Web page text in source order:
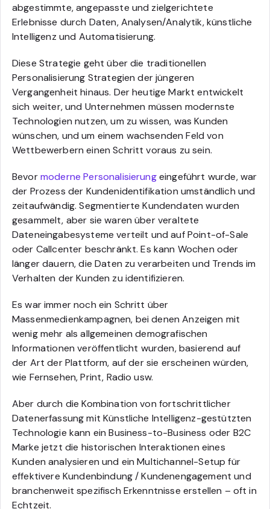
abgestimmte, angepasste und zielgerichtete
Erlebnisse durch Daten, Analysen/Analytik, künstliche
Intelligenz und Automatisierung.
Diese Strategie geht über die traditionellen
Personalisierung Strategien der jüngeren
Vergangenheit hinaus. Der heutige Markt entwickelt
sich weiter, und Unternehmen müssen modernste
Technologien nutzen, um zu wissen, was Kunden
wünschen, und um einem wachsenden Feld von
Wettbewerbern einen Schritt voraus zu sein.
Bevormoderne Personalisierungeingeführt wurde, war
der Prozess der Kundenidentifikation umständlich und
zeitaufwändig. Segmentierte Kundendaten wurden
gesammelt, aber sie waren über veraltete
Dateneingabesysteme verteilt und auf Point-of-Sale
oder Callcenter beschränkt. Es kann Wochen oder
länger dauern, die Daten zu verarbeiten und Trends im
Verhalten der Kunden zu identifizieren.
Es war immer noch ein Schritt über
Massenmedienkampagnen, bei denen Anzeigen mit
wenig mehr als allgemeinen demografischen
Informationen veröffentlicht wurden, basierend auf
der Art der Plattform, auf der sie erscheinen würden,
wie Fernsehen, Print, Radio usw.
Aber durch die Kombination von fortschrittlicher
Datenerfassung mit Künstliche Intelligenz-gestützten
Technologie kann ein Business-to-Business oder B2C
Marke jetzt die historischen Interaktionen eines
Kunden analysieren und ein Multichannel-Setup für
effektivere Kundenbindung / Kundenengagement und
branchenweit spezifisch Erkenntnisse erstellen – oft in
Echtzeit.